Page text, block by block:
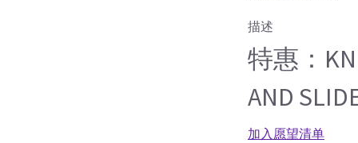
描述
特惠：
AND
加入愿望清单